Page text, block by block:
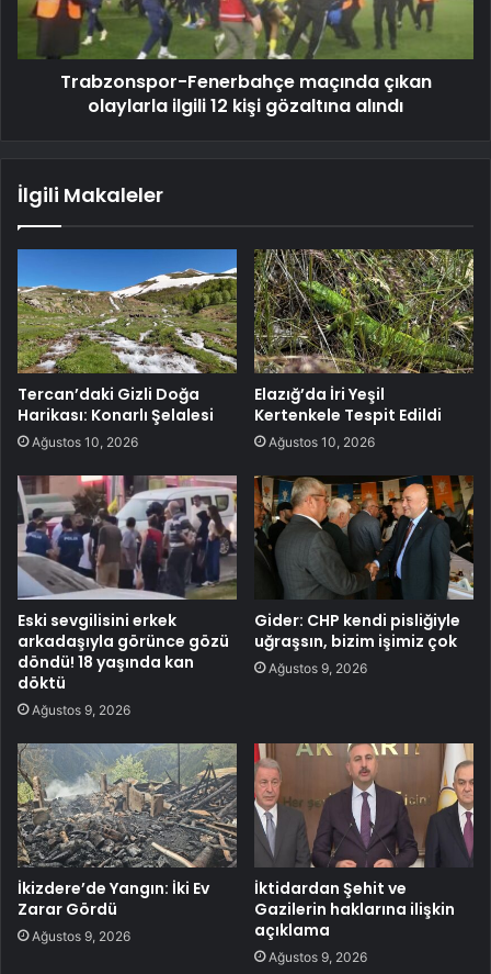
Trabzonspor-Fenerbahçe maçında çıkan
olaylarla ilgili 12 kişi gözaltına alındı
İlgili Makaleler
Tercan’daki Gizli Doğa
Harikası: Konarlı Şelalesi
Ağustos 10, 2026
Elazığ’da İri Yeşil
Kertenkele Tespit Edildi
Ağustos 10, 2026
Eski sevgilisini erkek
arkadaşıyla görünce gözü
döndü! 18 yaşında kan
döktü
Ağustos 9, 2026
Gider: CHP kendi pisliğiyle
uğraşsın, bizim işimiz çok
Ağustos 9, 2026
İkizdere’de Yangın: İki Ev
Zarar Gördü
Ağustos 9, 2026
İktidardan Şehit ve
Gazilerin haklarına ilişkin
açıklama
Ağustos 9, 2026